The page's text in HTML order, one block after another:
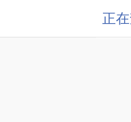
正